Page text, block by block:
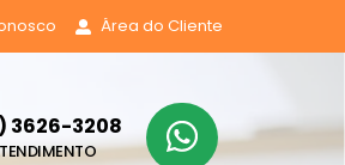
Área do Cliente
3626-3208